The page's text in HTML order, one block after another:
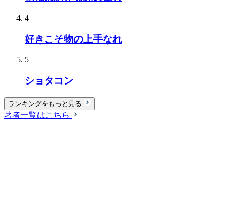
4
好きこそ物の上手なれ
5
ショタコン
ランキングをもっと見る
著者一覧はこちら